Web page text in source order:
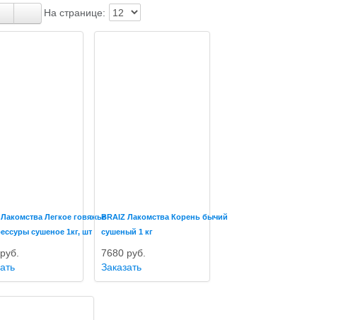
На странице:
Легкое говяжье
сушеное 1кг, шт
руб.
BRAIZ Лакомства Корень бычий
сушеный 1 кг
7680 руб.
Заказать